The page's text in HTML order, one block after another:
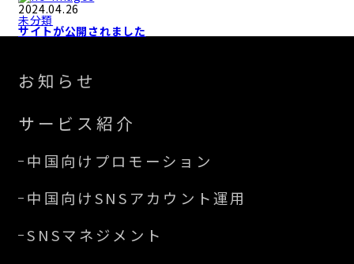
2024.04.26
未分類
サイトが公開されました
お知らせ
サービス紹介
中国向けプロモーション
中国向けSNSアカウント運用
SNSマネジメント